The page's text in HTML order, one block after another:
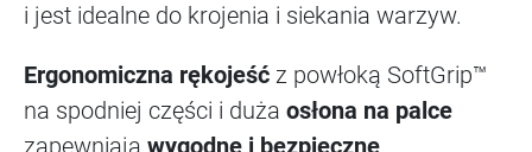
i jest idealne do krojenia i siekania warzyw.
Ergonomiczna rękojeść z powłoką SoftGrip™
na spodniej części i duża osłona na palce